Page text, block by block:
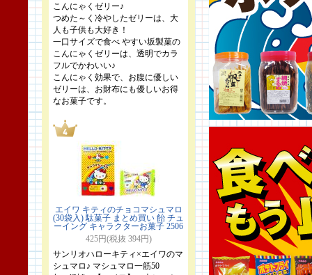
こんにゃくゼリー♪
つめた～く冷やしたゼリーは、大
人も子供も大好き！
一口サイズで食べ やすい坂製菓の
こんにゃくゼリーは、透明でカラ
フルでかわいい♪
こんにゃく効果で、お腹に優しい
ゼリーは、お財布にも優しいお得
なお菓子です。
エイワ キティのチョコマシュマロ
(30袋入) 駄菓子 まとめ買い 飴 チュ
ーイング キャラクターお菓子 2506
425円(税抜 394円)
サンリオハローキティ×エイワのマ
シュマロ♪ マシュマロ一筋50